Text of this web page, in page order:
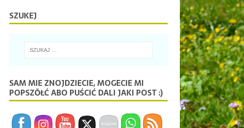
SZUKEJ
SAM MIE ZNOJDZIECIE, MOGECIE MI
POPSZŎŁĆ ABO PUŚCIĆ DALI JAKI POST :)